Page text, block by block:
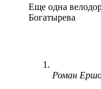
Еще одна
Богатырева
Роман